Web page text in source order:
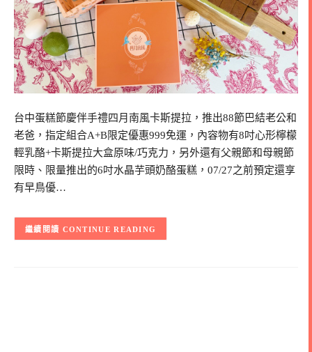
台中蛋糕節慶伴手禮四月南風卡斯提拉，推出88節巴結老公和
老爸，指定組合A+B限定優惠999免運，內容物有8吋心形檸檬
輕乳酪+卡斯提拉大盒原味/巧克力，另外還有父親節和母親節
限時、限量推出的6吋水晶芋頭奶酪蛋糕，07/27之前預定還享
有早鳥優…
CONTINUE READING